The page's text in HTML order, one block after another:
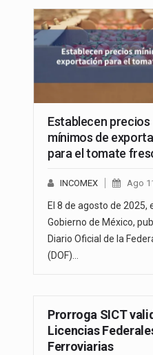
Establecen precios
mínimos de
para el tomate
INCOMEX Ago
El 8 de agosto de 2025,
Gobierno de México,
Diario Oficial de la
(DOF)…
Prorroga SICT
Licencias
Ferroviarias